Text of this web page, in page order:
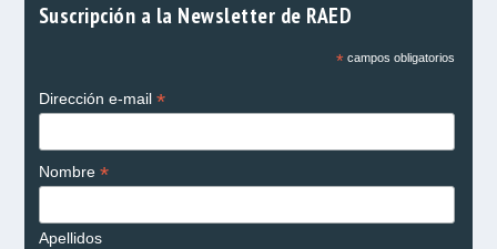
Suscripción a la Newsletter de RAED
*campos obligatorios
Dirección e-mail *
Nombre *
Apellidos